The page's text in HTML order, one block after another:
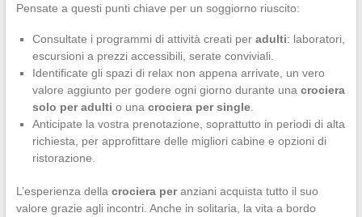
Pensate a questi punti chiave per un soggiorno riuscito:
Consultate i programmi di attività creati per adulti: laboratori,
escursioni a prezzi accessibili, serate conviviali.
Identificate gli spazi di relax non appena arrivate, un vero
valore aggiunto per godere ogni giorno durante una crociera
solo per adulti o una crociera per single.
Anticipate la vostra prenotazione, soprattutto in periodi di alta
richiesta, per approfittare delle migliori cabine e opzioni di
ristorazione.
L’esperienza della crociera peranziani acquista tutto il suo
valore grazie agli incontri. Anche in solitaria, la vita a bordo